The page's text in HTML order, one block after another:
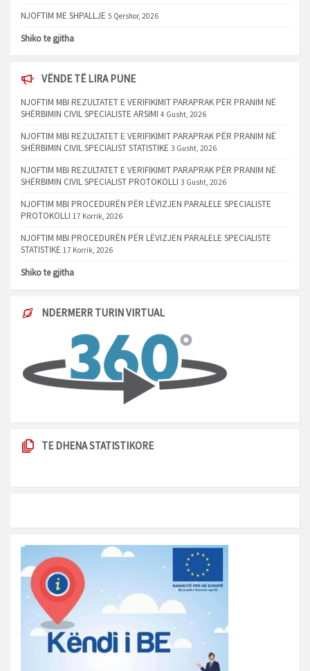
NJOFTIM ME SHPALLJE 5 Qershor, 2026
Shiko te gjitha
VËNDE TË LIRA PUNE
NJOFTIM MBI REZULTATET E VERIFIKIMIT PARAPRAK PËR PRANIM NË
SHËRBIMIN CIVIL SPECIALISTE ARSIMI 4 Gusht, 2026
NJOFTIM MBI REZULTATET E VERIFIKIMIT PARAPRAK PËR PRANIM NË
SHËRBIMIN CIVIL SPECIALIST STATISTIKE 3 Gusht, 2026
NJOFTIM MBI REZULTATET E VERIFIKIMIT PARAPRAK PËR PRANIM NË
SHËRBIMIN CIVIL SPECIALIST PROTOKOLLI 3 Gusht, 2026
NJOFTIM MBI PROCEDURËN PËR LËVIZJEN PARALELE SPECIALISTE
PROTOKOLLI 17 Korrik, 2026
NJOFTIM MBI PROCEDURËN PËR LËVIZJEN PARALELE SPECIALISTE
STATISTIKE 17 Korrik, 2026
Shiko te gjitha
NDERMERR TURIN VIRTUAL
TE DHENA STATISTIKORE